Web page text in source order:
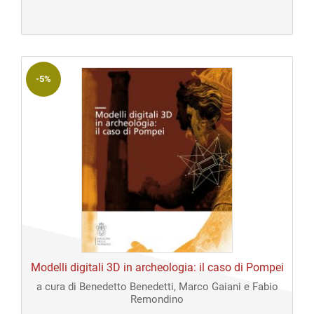
-5%
Modelli digitali 3D in archeologia: il caso di Pompei
a cura di Benedetto Benedetti, Marco Gaiani e Fabio
Remondino